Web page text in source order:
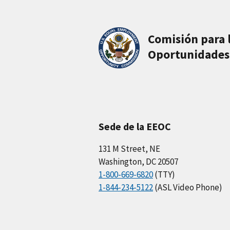
Comisión para
Sede de la EEOC
131 M Street, NE
Washington, DC 20507
1-800-669-6820(TTY)
1-844-234-5122(ASL Video Phone)